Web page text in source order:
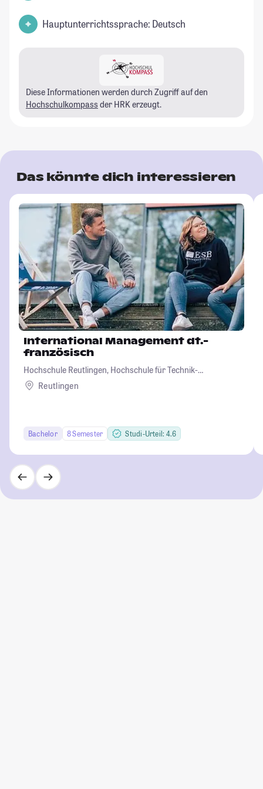
Hauptunterrichtssprache: Deutsch
Diese Informationen werden durch Zugriff auf den
Hochschulkompass der HRK erzeugt.
Das könnte dich interessieren
International Management dt.-
französisch
Hochschule Reutlingen, Hochschule für Technik-
Wirtschaft-Informatik-Design
Reutlingen
Bachelor 8 Semester Studi-Urteil: 4.6